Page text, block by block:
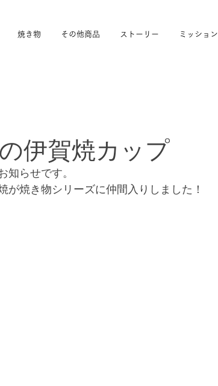
焼き物 その他商品 ストーリー ミッション
伊賀焼カップ
知らせです。
が焼き物シリーズに仲間入りしました！